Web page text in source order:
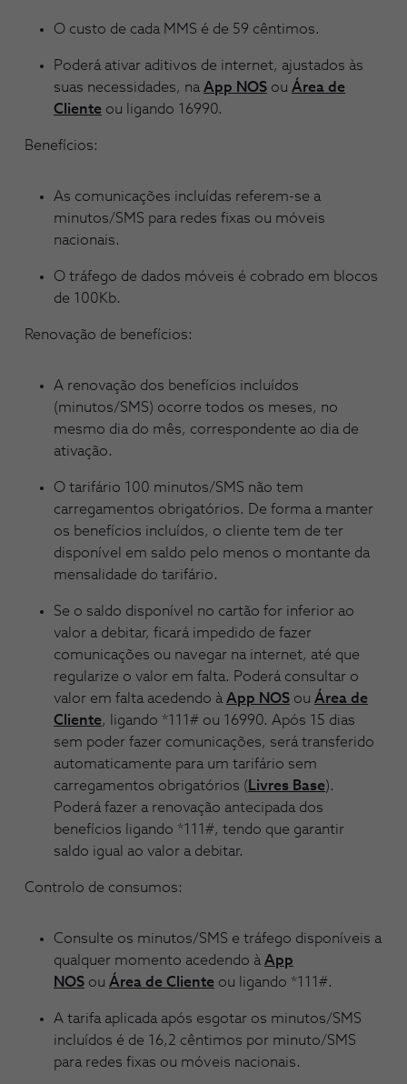
O custo de cada MMS é de 59 cêntimos.
Poderá ativar aditivos de internet, ajustados às
suas necessidades, na App NOS ou Área de
Cliente ou ligando 16990.
Benefícios:
As comunicações incluídas referem-se a
minutos/SMS para redes fixas ou móveis
nacionais.
O tráfego de dados móveis é cobrado em blocos
de 100Kb.
Renovação de benefícios:
A renovação dos benefícios incluídos
(minutos/SMS) ocorre todos os meses, no
mesmo dia do mês, correspondente ao dia de
ativação.
O tarifário 100 minutos/SMS não tem
carregamentos obrigatórios. De forma a manter
os benefícios incluídos, o cliente tem de ter
disponível em saldo pelo menos o montante da
mensalidade do tarifário.
Se o saldo disponível no cartão for inferior ao
valor a debitar, ficará impedido de fazer
comunicações ou navegar na internet, até que
regularize o valor em falta. Poderá consultar o
valor em falta acedendo à App NOS ou Área de
Cliente, ligando *111# ou 16990. Após 15 dias
sem poder fazer comunicações, será transferido
automaticamente para um tarifário sem
carregamentos obrigatórios ( Livres Base).
Poderá fazer a renovação antecipada dos
benefícios ligando *111#, tendo que garantir
saldo igual ao valor a debitar.
Controlo de consumos:
Consulte os minutos/SMS e tráfego disponíveis a
qualquer momento acedendo à App
NOS ou Área de Cliente ou ligando *111#.
A tarifa aplicada após esgotar os minutos/SMS
incluídos é de 16,2 cêntimos por minuto/SMS
para redes fixas ou móveis nacionais.